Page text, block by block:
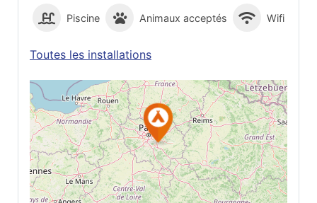
Piscine Animaux acceptés Wifi
Toutes les installations
Voir sur Google
Maps